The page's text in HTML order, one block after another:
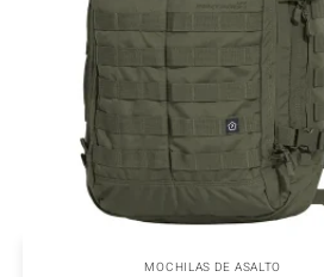
MOCHILAS DE ASALTO